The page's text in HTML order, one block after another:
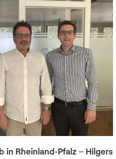
in Rheinland-Pfalz – Hilgers